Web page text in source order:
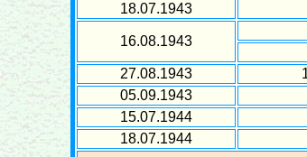
18.07.1943
16.08.1943
27.08.1943
05.09.1943
15.07.1944
18.07.1944